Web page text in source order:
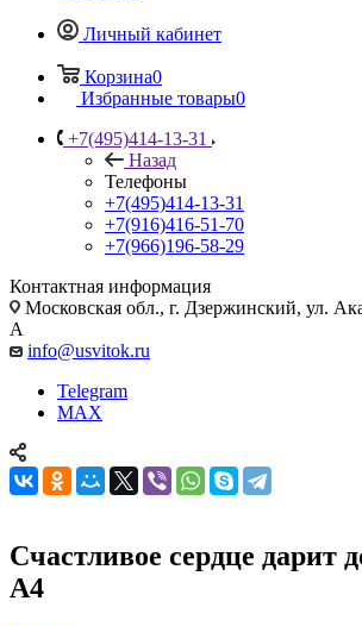
Личный кабинет
Корзина0
Избранные товары0
+7(495)414-13-31
Назад
Телефоны
+7(495)414-13-31
+7(916)416-51-70
+7(966)196-58-29
Контактная информация
Московская обл., г. Дзержинский, ул.
А
info@usvitok.ru
Telegram
MAX
Счастливое сердце дарит
А4